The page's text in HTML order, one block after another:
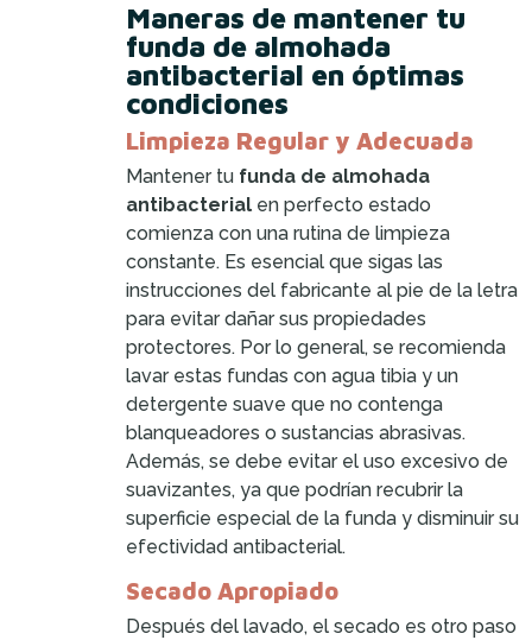
Maneras de mantener tu
funda de almohada
antibacterial en óptimas
condiciones
Limpieza Regular y Adecuada
Mantener tu funda de almohada
antibacterial en perfecto estado
comienza con una rutina de limpieza
constante. Es esencial que sigas las
instrucciones del fabricante al pie de la letra
para evitar dañar sus propiedades
protectores. Por lo general, se recomienda
lavar estas fundas con agua tibia y un
detergente suave que no contenga
blanqueadores o sustancias abrasivas.
Además, se debe evitar el uso excesivo de
suavizantes, ya que podrían recubrir la
superficie especial de la funda y disminuir su
efectividad antibacterial.
Secado Apropiado
Después del lavado, el secado es otro paso